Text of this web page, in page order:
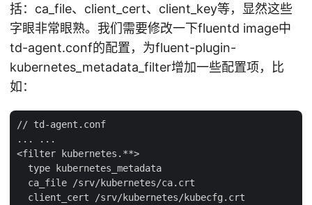
括：ca_file、client_cert、client_key等，显然这些
字眼非常眼熟。我们需要修改一下fluentd image中
td-agent.conf的配置，为fluent-plugin-
kubernetes_metadata_filter增加一些配置项，比
如：
// td-agent.conf
... ...
<filter kubernetes.**>
  type kubernetes_metadata
  ca_file /srv/kubernetes/ca.crt
  client_cert /srv/kubernetes/kubecfg.crt